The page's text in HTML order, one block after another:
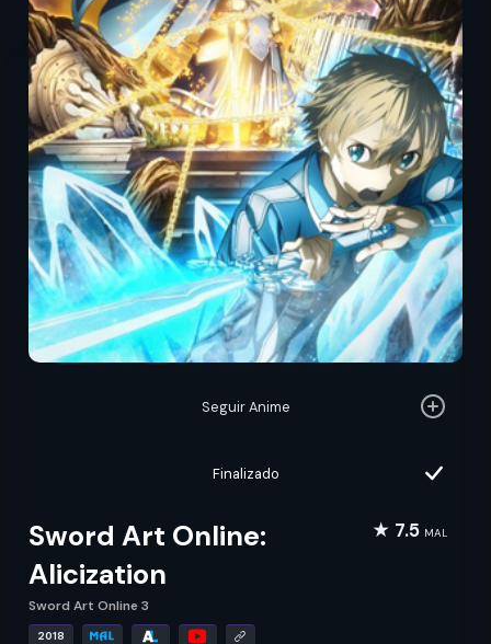
Seguir Anime
Finalizado
★ 7.5 MAL
Sword Art Online:
Alicization
Sword Art Online 3
2018